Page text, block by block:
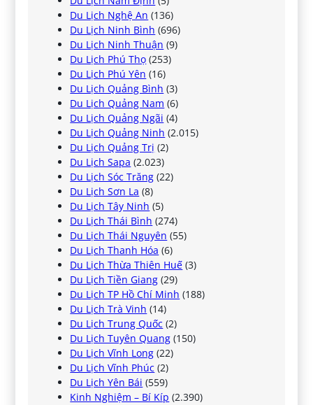
Du Lịch Nghệ An (136)
Du Lịch Ninh Bình (696)
Du Lịch Ninh Thuận (9)
Du Lịch Phú Thọ (253)
Du Lịch Phú Yên (16)
Du Lịch Quảng Bình (3)
Du Lịch Quảng Nam (6)
Du Lịch Quảng Ngãi (4)
Du Lịch Quảng Ninh (2.015)
Du Lịch Quảng Trị (2)
Du Lịch Sapa (2.023)
Du Lịch Sóc Trăng (22)
Du Lịch Sơn La (8)
Du Lịch Tây Ninh (5)
Du Lịch Thái Bình (274)
Du Lịch Thái Nguyên (55)
Du Lịch Thanh Hóa (6)
Du Lịch Thừa Thiên Huế (3)
Du Lịch Tiền Giang (29)
Du Lịch TP Hồ Chí Minh (188)
Du Lịch Trà Vinh (14)
Du Lịch Trung Quốc (2)
Du Lịch Tuyên Quang (150)
Du Lịch Vĩnh Long (22)
Du Lịch Vĩnh Phúc (2)
Du Lịch Yên Bái (559)
Kinh Nghiệm – Bí Kíp (2.390)